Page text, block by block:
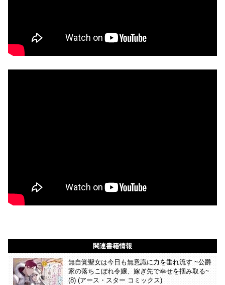
関連書籍情報
無自覚聖女は今日も無意識に力を垂れ流す ~公爵
家の落ちこぼれ令嬢、嫁ぎ先で幸せを掴み取る~
(8) (アース・スター コミックス)